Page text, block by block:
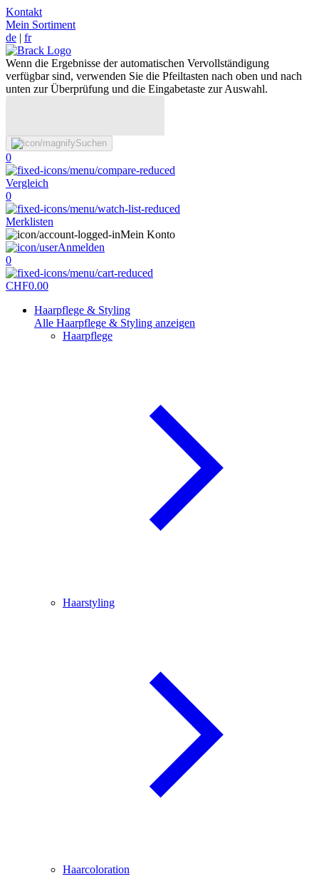
Kontakt
Mein Sortiment
de | fr
Wenn die Ergebnisse der automatischen Vervollständigung
verfügbar sind, verwenden Sie die Pfeiltasten nach oben und nach
unten zur Überprüfung und die Eingabetaste zur Auswahl.
Suchen
0
Vergleich
0
Merklisten
Mein Konto
Anmelden
0
CHF0.00
Haarpflege & Styling
Alle Haarpflege & Styling anzeigen
Haarpflege
Haarstyling
Haarcoloration